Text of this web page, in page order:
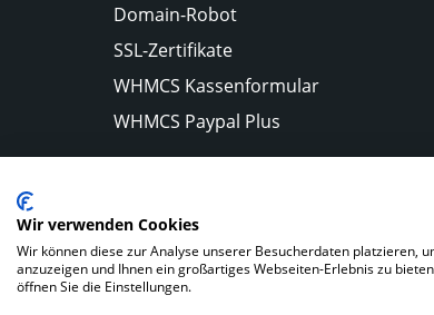
Domain-Robot
SSL-Zertifikate
WHMCS Kassenformular
WHMCS Paypal Plus
Impressum
Wir verwenden Cookies
Wir können diese zur Analyse unserer Besucherdaten platzieren,
anzuzeigen und Ihnen ein großartiges Webseiten-Erlebnis zu
öffnen Sie die Einstellungen.